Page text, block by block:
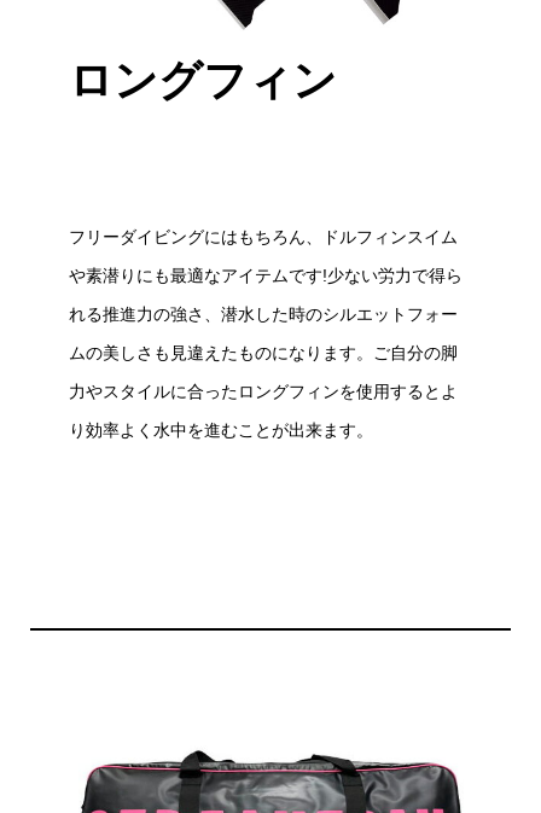
ロングフィン
フリーダイビングにはもちろん、ドルフィンスイム
や素潜りにも最適なアイテムです!少ない労力で得ら
れる推進力の強さ、潜水した時のシルエットフォー
ムの美しさも見違えたものになります。ご自分の脚
力やスタイルに合ったロングフィンを使用するとよ
り効率よく水中を進むことが出来ます。